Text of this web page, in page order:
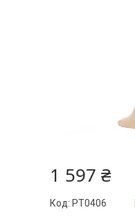
1 597 ₴
Код: PT0406